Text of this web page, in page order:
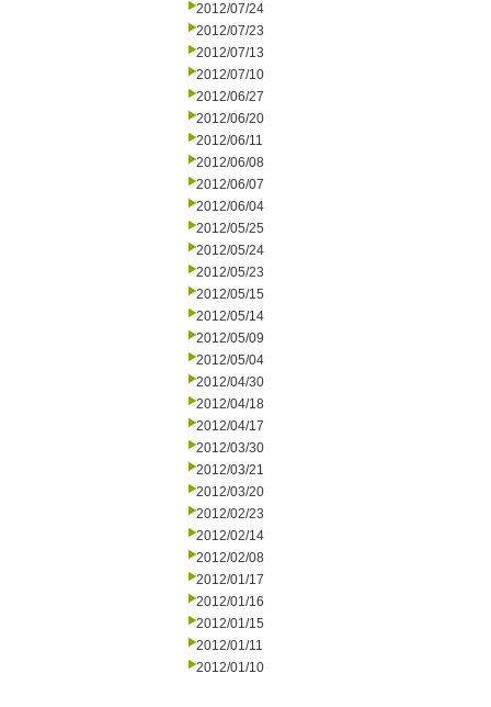
2012/07/24
2012/07/23
2012/07/13
2012/07/10
2012/06/27
2012/06/20
2012/06/11
2012/06/08
2012/06/07
2012/06/04
2012/05/25
2012/05/24
2012/05/23
2012/05/15
2012/05/14
2012/05/09
2012/05/04
2012/04/30
2012/04/18
2012/04/17
2012/03/30
2012/03/21
2012/03/20
2012/02/23
2012/02/14
2012/02/08
2012/01/17
2012/01/16
2012/01/15
2012/01/11
2012/01/10